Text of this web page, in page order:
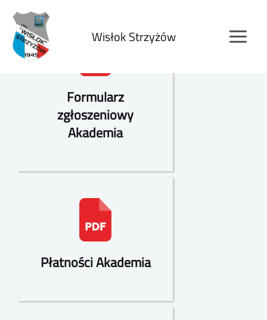
Wisłok Strzyżów
Formularz
zgłoszeniowy
Akademia
Płatności Akademia